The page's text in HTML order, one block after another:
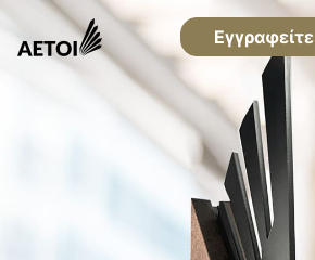
Εγγραφείτε